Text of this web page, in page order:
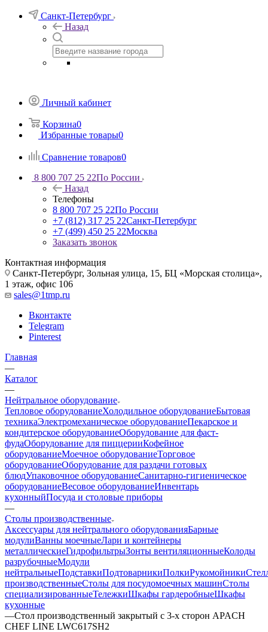
Санкт-Петербург
Назад
Личный кабинет
Корзина0
Избранные товары0
Сравнение товаров0
8 800 707 25 22По России
Назад
Телефоны
8 800 707 25 22По России
+7 (812) 317 25 22Санкт-Петербург
+7 (499) 450 25 22Москва
Заказать звонок
Контактная информация
Санкт-Петербург, Зольная улица, 15, БЦ «Морская столица»,
1 этаж, офис 106
sales@1tmp.ru
Вконтакте
Telegram
Pinterest
Главная
—
Каталог
—
Нейтральное оборудование
Тепловое оборудованиеХолодильное оборудованиеБытовая
техникаЭлектромеханическое оборудованиеПекарское и
кондитерское оборудованиеОборудование для фаст-
фудаОборудование для пиццерииКофейное
оборудованиеМоечное оборудованиеТорговое
оборудованиеОборудование для раздачи готовых
блюдУпаковочное оборудованиеСанитарно-гигиеническое
оборудованиеВесовое оборудованиеИнвентарь
кухонныйПосуда и столовые приборы
—
Столы производственные
Аксессуары для нейтрального оборудованияБарные
модулиВанны моечныеЛари и контейнеры
металлическиеГидрофильтрыЗонты вентиляционныеКолоды
разрубочныеМодули
нейтральныеПодставкиПодтоварникиПолкиРукомойники
производственныеСтолы для посудомоечных машинСтолы
специализированныеТележкиШкафы гардеробныеШкафы
кухонные
—Стол производственный закрытый с 3-х сторон APACH
CHEF LINE LWC617SH2